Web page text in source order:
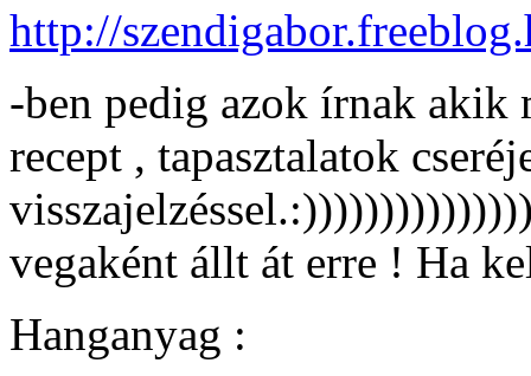
http://
-ben pedig azok írnak akik
recept , tapasztalatok
vegaként állt át erre ! Ha
Hanganyag :